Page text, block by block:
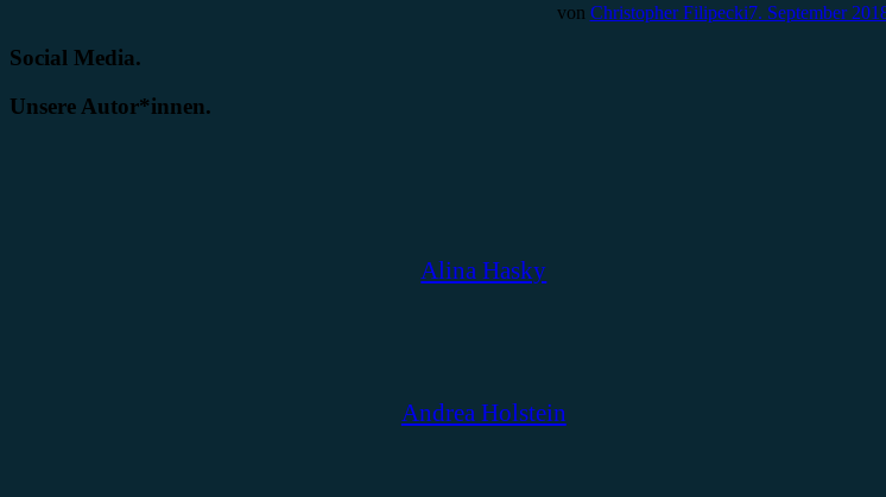
von Christopher Filipecki7. September
Social Media.
Unsere Autor*innen.
Alina Hasky
Andrea Holstein